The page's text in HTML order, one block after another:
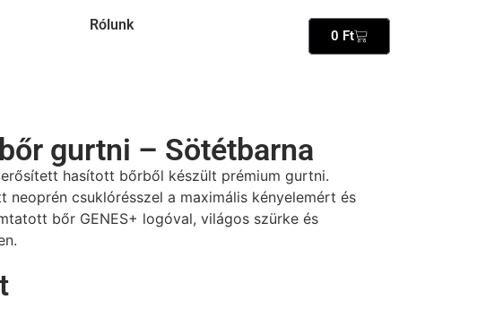
Rólunk
0 Ft
gurtni – Sötétbarna
hasított bőrből készült prémium gurtni.
neoprén csuklórésszel a maximális kényelemért és
bőr GENES+ logóval, világos szürke és